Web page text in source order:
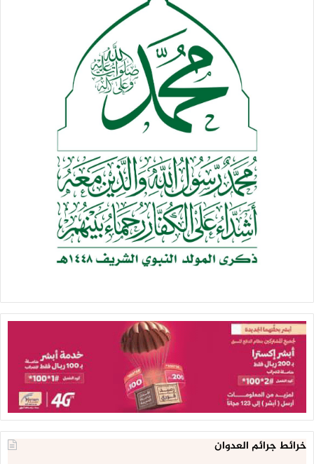
خرائط جرائم العدوان